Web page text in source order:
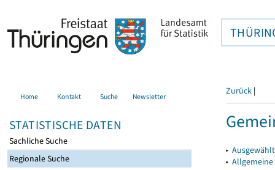
Home Kontakt Suche Newsletter
STATISTISCHE DATEN
Sachliche Suche
Regionale Suche
Zurück |
▸
▸